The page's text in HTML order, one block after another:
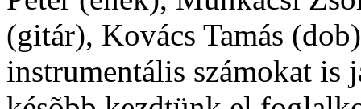
(gitár), Kovács Tamás
instrumentális számokat is